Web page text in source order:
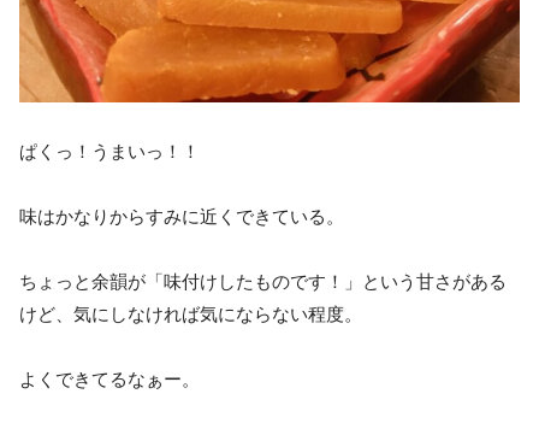
ぱくっ！うまいっ！！
味はかなりからすみに近くできている。
ちょっと余韻が「味付けしたものです！」という甘さがある
けど、気にしなければ気にならない程度。
よくできてるなぁー。